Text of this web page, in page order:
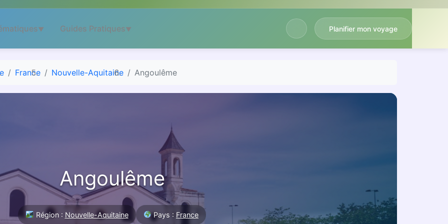
▼ Guides Pratiques ▼ Planifier mon voyage
France Nouvelle-Aquitaine Angoulême
Angoulême
Région : Nouvelle-Aquitaine Pays : France